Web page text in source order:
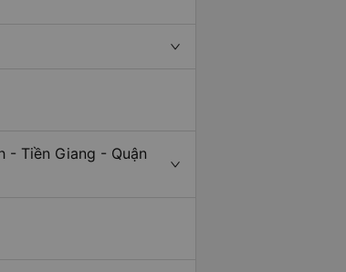
- Tiền Giang - Quận